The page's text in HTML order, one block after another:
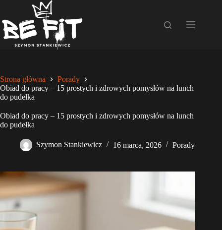
treści
Strona główna
Porady
Obiad do pracy – 15 prostych i zdrowych pomysłów na lunch
do pudełka
Obiad do pracy – 15 prostych i zdrowych pomysłów na lunch
do pudełka
Szymon Stankiewicz 16 marca, 2026 Porady